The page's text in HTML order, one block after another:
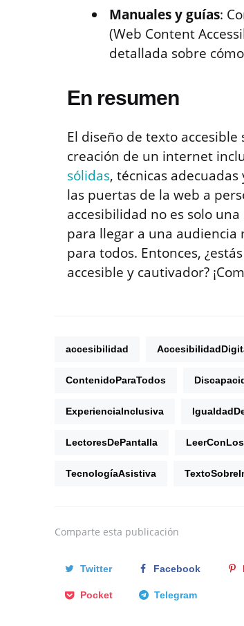
Manuales y guías:
(Web Content
detallada sobre
En resumen
El diseño de texto
creación de un internet
sólidas, técnicas
las puertas de la web a
accesibilidad no es solo
para llegar a una
para todos. Entonces,
accesible y cautivador?
accesibilidad
ContenidoParaTodos
ExperienciaInclusiva
LectoresDePantalla
TecnologíaAsistiva
Comparte esta publicación
Twitter Facebook
Pocket Telegram